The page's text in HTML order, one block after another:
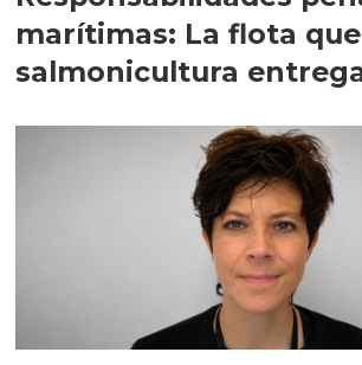
marítimas: La flota
salmonicultura